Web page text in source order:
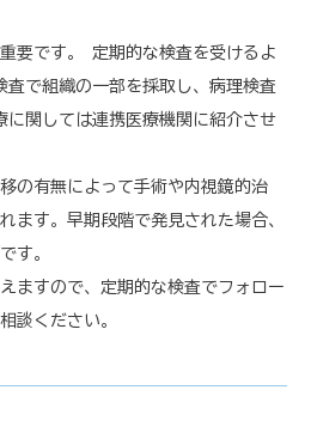
要です。 定期的な検査を受けるよ
で組織の一部を採取し、病理検査
関しては連携医療機関に紹介させ
の有無によって手術や内視鏡的治
ます。早期段階で発見された場合、
す。
ますので、定期的な検査でフォロー
談ください。